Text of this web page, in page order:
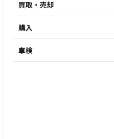
買取・売却
購入
車検